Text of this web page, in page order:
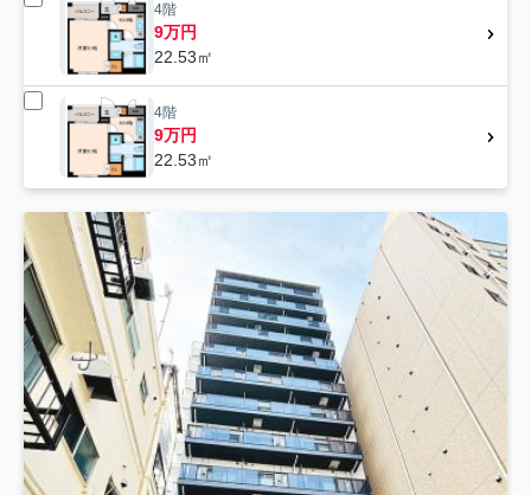
4階
9万円
22.53㎡
4階
9万円
22.53㎡